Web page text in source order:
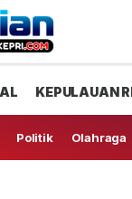
KEPULAUAN
Politik Olahraga